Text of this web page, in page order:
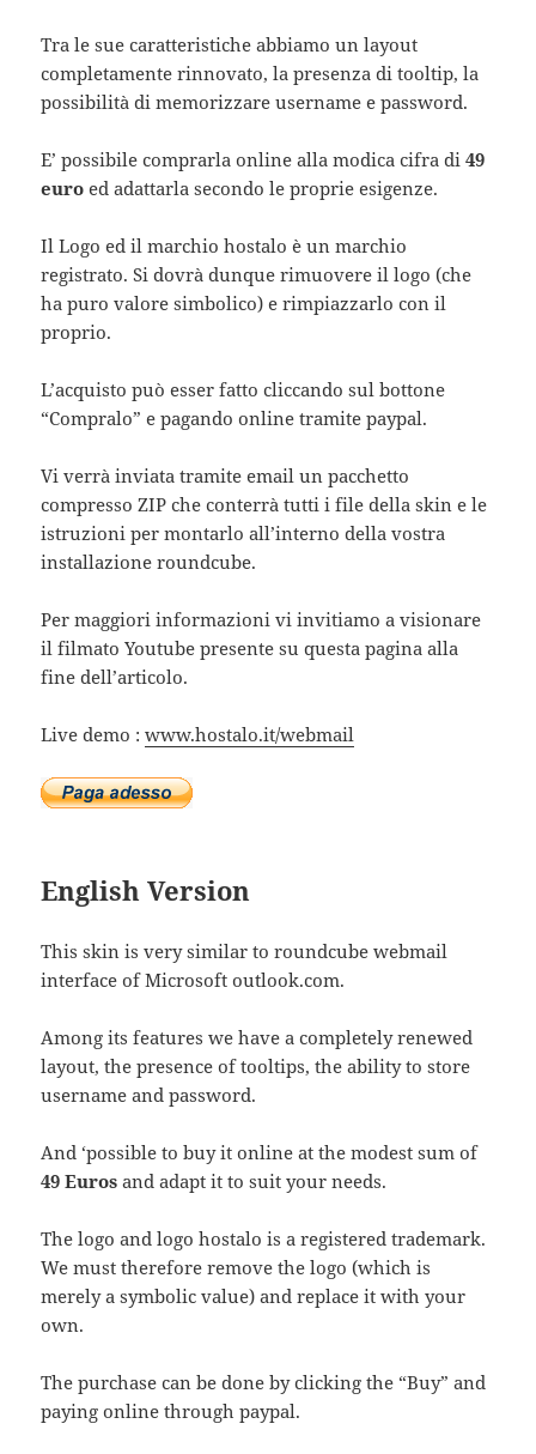
Tra le sue caratteristiche abbiamo un layout
completamente rinnovato, la presenza di tooltip, la
possibilità di memorizzare username e password.
E’ possibile comprarla online alla modica cifra di49
euro ed adattarla secondo le proprie esigenze.
Il Logo ed il marchio hostalo è un marchio
registrato. Si dovrà dunque rimuovere il logo (che
ha puro valore simbolico) e rimpiazzarlo con il
proprio.
L’acquisto può esser fatto cliccando sul bottone
“Compralo” e pagando online tramite paypal.
Vi verrà inviata tramite email un pacchetto
compresso ZIP che conterrà tutti i file della skin e le
istruzioni per montarlo all’interno della vostra
installazione roundcube.
Per maggiori informazioni vi invitiamo a visionare
il filmato Youtube presente su questa pagina alla
fine dell’articolo.
Live demo :www.hostalo.it/webmail
English Version
This skin is very similar to roundcube webmail
interface of Microsoft outlook.com.
Among its features we have a completely renewed
layout, the presence of tooltips, the ability to store
username and password.
And ‘possible to buy it online at the modest sum of
49 Euros and adapt it to suit your needs.
The logo and logo hostalo is a registered trademark.
We must therefore remove the logo (which is
merely a symbolic value) and replace it with your
own.
The purchase can be done by clicking the “Buy” and
paying online through paypal.